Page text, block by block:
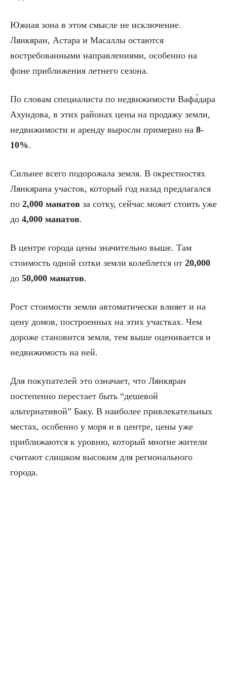
Южная зона в этом смысле не исключение.
Лянкяран, Астара и Масаллы остаются
востребованными направлениями, особенно на
фоне приближения летнего сезона.
По словам специалиста по недвижимости Вафа́дара
Ахундова, в этих районах цены на продажу земли,
недвижимости и аренду выросли примерно на 8-
10%.
Сильнее всего подорожала земля. В окрестностях
Лянкярана участок, который год назад предлагался
по 2,000 манатов за сотку, сейчас может стоить уже
до 4,000 манатов.
В центре города цены значительно выше. Там
стоимость одной сотки земли колеблется от 20,000
до 50,000 манатов.
Рост стоимости земли автоматически влияет и на
цену домов, построенных на этих участках. Чем
дороже становится земля, тем выше оценивается и
недвижимость на ней.
Для покупателей это означает, что Лянкяран
постепенно перестает быть “дешевой
альтернативой” Баку. В наиболее привлекательных
местах, особенно у моря и в центре, цены уже
приближаются к уровню, который многие жители
считают слишком высоким для регионального
города.